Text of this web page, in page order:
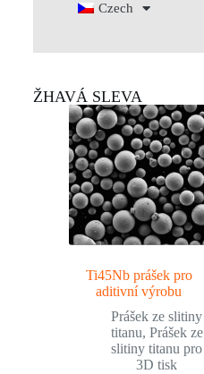
Czech
ŽHAVÁ SLEVA
Ti45Nb prášek pro
aditivní výrobu
Prášek ze slitiny
titanu, Prášek ze
slitiny titanu pro
3D tisk